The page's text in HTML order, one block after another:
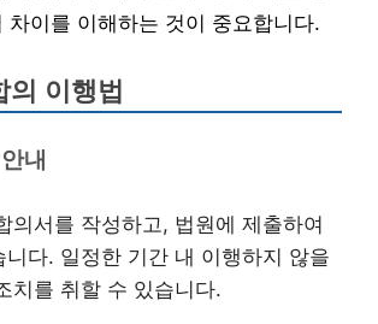
차이를 이해하는 것이 중요합니다.
의 이행법
내
의서를 작성하고, 법원에 제출하여
니다. 일정한 기간 내 이행하지 않을
치를 취할 수 있습니다.